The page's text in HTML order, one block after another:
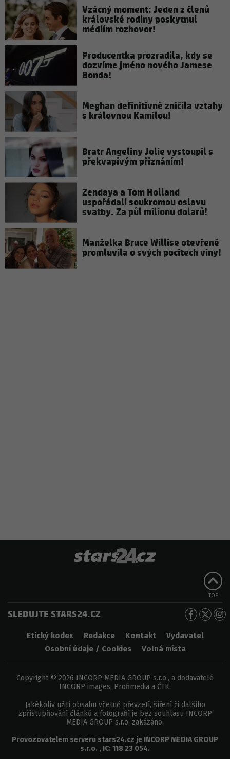
Vzácný moment: Jeden z členů
královské rodiny poskytnul
médiím rozhovor!
Producentka prozradila, kdy se
dozvíme jméno nového Jamese
Bonda!
Meghan definitivně zničila vztahy
s královnou Kamilou!
Bratr Angeliny Jolie vystoupil s
překvapivým přiznáním!
Zendaya a Tom Holland
uspořádali soukromou oslavu
svatby. Za půl milionu dolarů!
Manželka Bruce Willise otevřeně
promluvila o svých pocitech viny!
TOP
SLEDUJTE STARS24.CZ
Etický kodex Redakce Kontakt
Vydavatel
Osobní údaje / Cookies
Volná místa
Copyright © 2026 INCORP MEDIA GROUP s.r.o., a dodavatelé
INCORP images, Profimedia a ČTK.
Jakékoliv užití obsahu včetně převzetí, šíření či dalšího
zpřístupňování článků a fotografií je bez souhlasu INCORP
MEDIA GROUP s.r.o. zakázáno.
Provozovatelem serveru stars24.cz je INCORP MEDIA GROUP
s.r.o. , IC: 118 23 054.